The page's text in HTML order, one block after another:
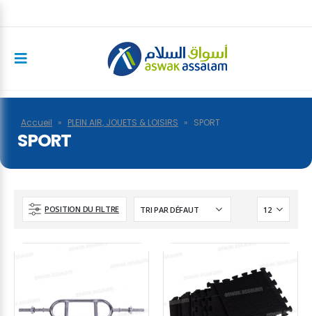
Accueil » PLEIN AIR, JOUETS & LOISIRS » SPORT
SPORT
POSITION DU FILTRE